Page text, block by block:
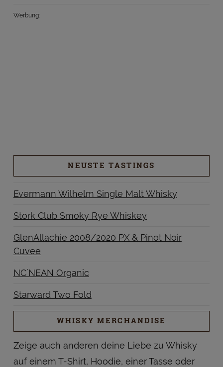
Werbung:
NEUSTE TASTINGS
Evermann Wilhelm Single Malt Whisky
Stork Club Smoky Rye Whiskey
GlenAllachie 2008/2020 PX & Pinot Noir
Cuvee
NC´NEAN Organic
Starward Two Fold
WHISKY MERCHANDISE
Zeige auch anderen deine Liebe zu Whisky
auf einem T-Shirt, Hoodie, einer Tasse oder